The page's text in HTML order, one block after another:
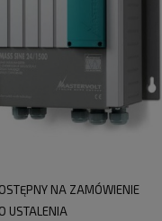
NA ZAMÓWIENIE
USTALENIA